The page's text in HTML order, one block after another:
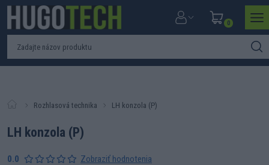
0
Rozhlasová technika LH konzola (P)
LH konzola (P)
0.0 Zobraziť hodnotenia